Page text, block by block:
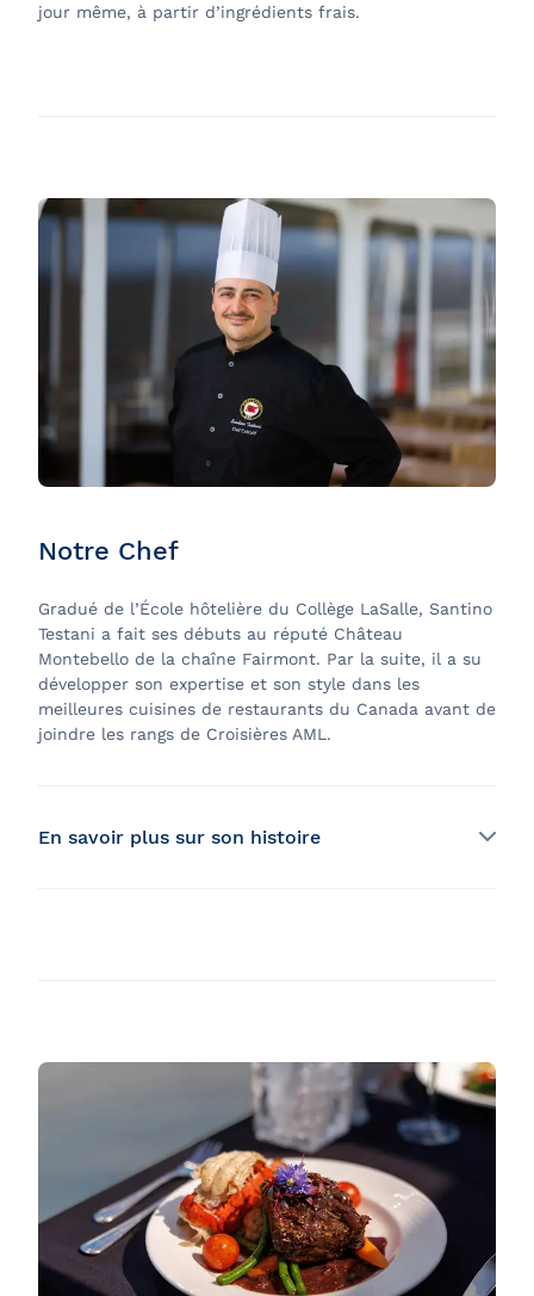
jour même, à partir d’ingrédients frais.
Notre Chef
Gradué de l’École hôtelière du Collège LaSalle, Santino
Testani a fait ses débuts au réputé Château
Montebello de la chaîne Fairmont. Par la suite, il a su
développer son expertise et son style dans les
meilleures cuisines de restaurants du Canada avant de
joindre les rangs de Croisières AML.
En savoir plus sur son histoire
Reconnu pour son raffinement et sa passion pour la
gastronomie, Santino apporte sa petite touche
personnelle à ses créations culinaires. Animé par une
volonté de constamment offrir ce qui se fait de mieux,
Santino vous propose des mets de grande qualité
préparés avec professionnalisme et plaisir, que ce soit
pour un délicieux brunch ou pour un succulent souper
5 services. Près de 60 000 repas sont servis
annuellement à bord du Cavalier Maxim, ce qui en fait
un défi des plus intéressants pour notre Chef exécutif.